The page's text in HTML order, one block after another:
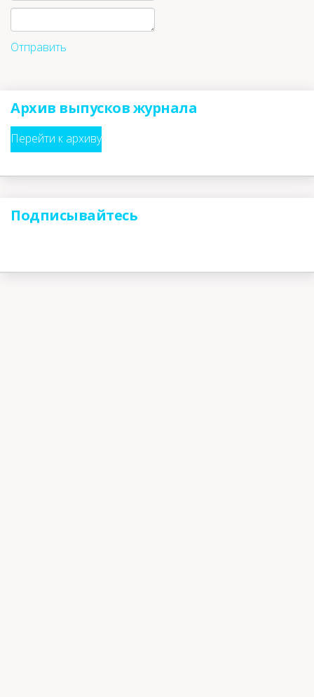
Отправить
Архив выпусков журнала
Перейти к архиву
Подписывайтесь